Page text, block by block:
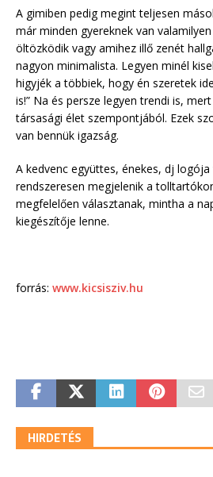
A gimiben pedig megint teljesen
már minden gyereknek van
öltözködik vagy amihez illő zenét
nagyon minimalista. Legyen minél
higyjék a többiek, hogy én szeretek
is!” Na és persze legyen trendi is,
társasági élet szempontjából. Ezek
van bennük igazság.
A kedvenc együttes, énekes, dj logója
rendszeresen megjelenik a
megfelelően választanak, mintha a
kiegészítője lenne.
forrás: www.kicsisziv.hu
HIRDETÉS